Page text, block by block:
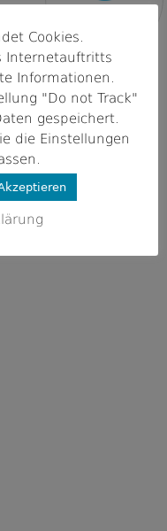
Cookies.
Internetauftritts
Informationen.
"Do not Track"
gespeichert.
die Einstellungen